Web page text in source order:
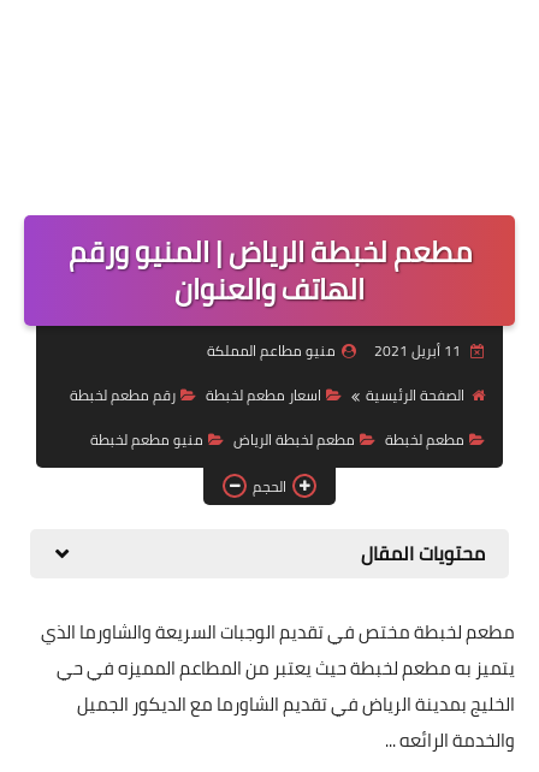
مطعم لخبطة الرياض | المنيو ورقم
الهاتف والعنوان
منيو مطاعم المملكة
الصفحة الرئيسية
اسعار مطعم لخبطة
رقم مطعم لخبطة
مطعم لخبطة
مطعم لخبطة الرياض
منيو مطعم لخبطة
الحجم
محتويات المقال
مطعم لخبطة مختص في تقديم الوجبات السريعة والشاورما الذي
يتميز به مطعم لخبطة حيث يعتبر من المطاعم المميزه في حي
الخليج بمدينة الرياض في تقديم الشاورما مع الديكور الجميل
والخدمة الرائعه ...